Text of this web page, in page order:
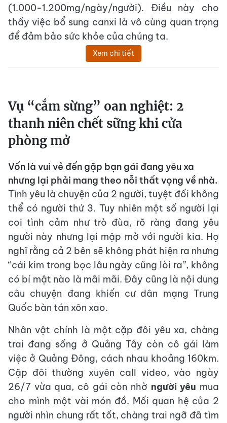
(1.000-1.200mg/ngày/người). Điều này cho
thấy việc bổ sung canxi là vô cùng quan trọng
để đảm bảo sức khỏe của chúng ta.
Xem chi tiết
Vụ “cắm sừng” oan nghiệt: 2
thanh niên chết sững khi cửa
phòng mở
Vốn là vui vẻ đến gặp bạn gái đang yêu xa
nhưng lại phải mang theo nỗi thất vọng về nhà.
Tình yêu là chuyện của 2 người, tuyệt đối không
thể có người thứ 3. Tuy nhiên một số người lại
coi tình cảm như trò đùa, rõ ràng đang yêu
người này nhưng lại mập mờ với người kia. Họ
nghĩ rằng cả 2 bên sẽ không phát hiện ra nhưng
“cái kim trong bọc lâu ngày cũng lòi ra”, không
có bí mật nào là mãi mãi. Đây cũng là nội dung
câu chuyện đang khiến cư dân mạng Trung
Quốc bàn tán xôn xao.
Nhân vật chính là một cặp đôi yêu xa, chàng
trai đang sống ở Quảng Tây còn cô gái làm
việc ở Quảng Đông, cách nhau khoảng 160km.
Cặp đôi thường xuyên call video, vào ngày
26/7 vừa qua, cô gái còn nhờ người yêu mua
cho mình một vài món đồ. Mối quan hệ của 2
người nhìn chung rất tốt, chàng trai ngỡ đã tìm